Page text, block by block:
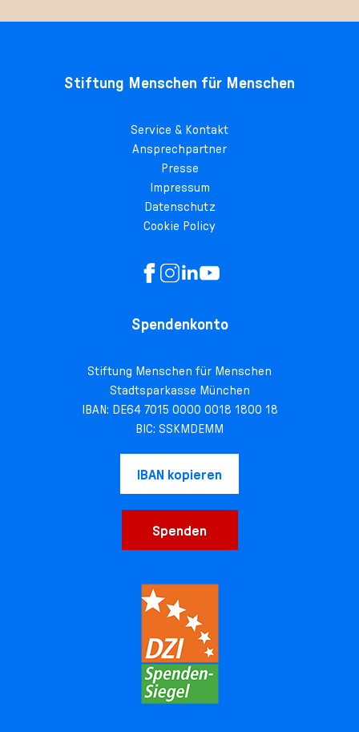
Stiftung Menschen für Menschen
Service & Kontakt
Ansprechpartner
Presse
Impressum
Datenschutz
Cookie Policy
Spendenkonto
Stiftung Menschen für Menschen
Stadtsparkasse München
IBAN: DE64 7015 0000 0018 1800 18
BIC: SSKMDEMM
IBAN kopieren
Spenden